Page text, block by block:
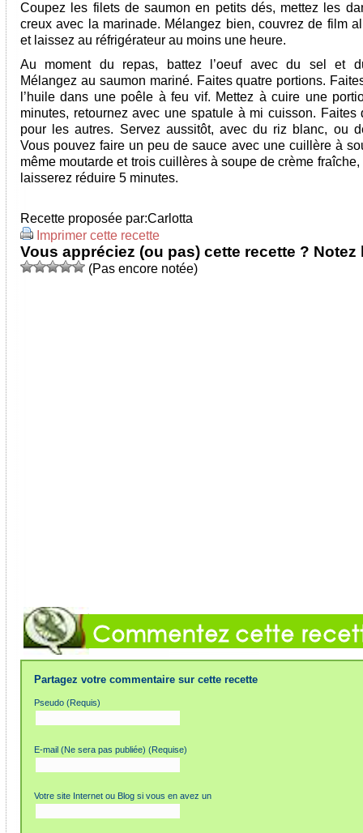
Coupez les filets de saumon en petits dés, mettez les
creux avec la marinade. Mélangez bien, couvrez de film
et laissez au réfrigérateur au moins une heure.
Au moment du repas, battez l’oeuf avec du sel et
Mélangez au saumon mariné. Faites quatre portions.
l’huile dans une poêle à feu vif. Mettez à cuire une
minutes, retournez avec une spatule à mi cuisson. Faites
pour les autres. Servez aussitôt, avec du riz blanc, ou
Vous pouvez faire un peu de sauce avec une cuillère à
même moutarde et trois cuillères à soupe de crème
laisserez réduire 5 minutes.
Recette proposée par:Carlotta
Imprimer cette recette
Vous appréciez (ou pas) cette recette ? Notez
(Pas encore notée)
Partagez votre commentaire sur cette recette
Pseudo (Requis)
E-mail (Ne sera pas publiée) (Requise)
Votre site Internet ou Blog si vous en avez un